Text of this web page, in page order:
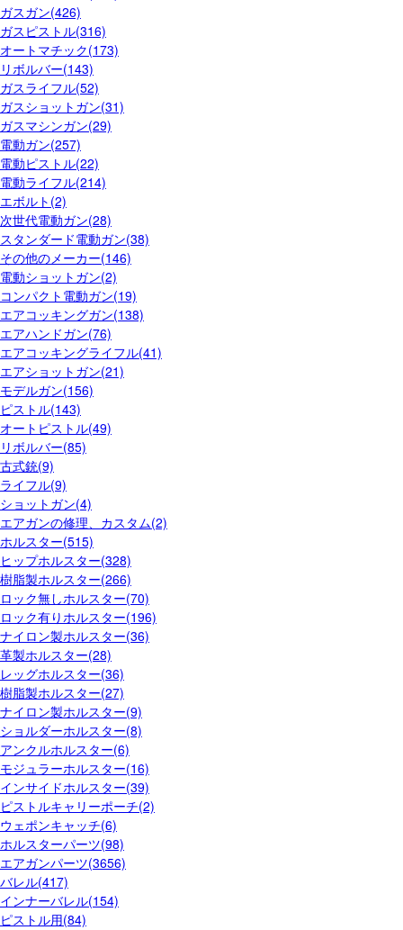
ガスガン(426)
ガスピストル(316)
オートマチック(173)
リボルバー(143)
ガスライフル(52)
ガスショットガン(31)
ガスマシンガン(29)
電動ガン(257)
電動ピストル(22)
電動ライフル(214)
エボルト(2)
次世代電動ガン(28)
スタンダード電動ガン(38)
その他のメーカー(146)
電動ショットガン(2)
コンパクト電動ガン(19)
エアコッキングガン(138)
エアハンドガン(76)
エアコッキングライフル(41)
エアショットガン(21)
モデルガン(156)
ピストル(143)
オートピストル(49)
リボルバー(85)
古式銃(9)
ライフル(9)
ショットガン(4)
エアガンの修理、カスタム(2)
ホルスター(515)
ヒップホルスター(328)
樹脂製ホルスター(266)
ロック無しホルスター(70)
ロック有りホルスター(196)
ナイロン製ホルスター(36)
革製ホルスター(28)
レッグホルスター(36)
樹脂製ホルスター(27)
ナイロン製ホルスター(9)
ショルダーホルスター(8)
アンクルホルスター(6)
モジュラーホルスター(16)
インサイドホルスター(39)
ピストルキャリーポーチ(2)
ウェポンキャッチ(6)
ホルスターパーツ(98)
エアガンパーツ(3656)
バレル(417)
インナーバレル(154)
ピストル用(84)